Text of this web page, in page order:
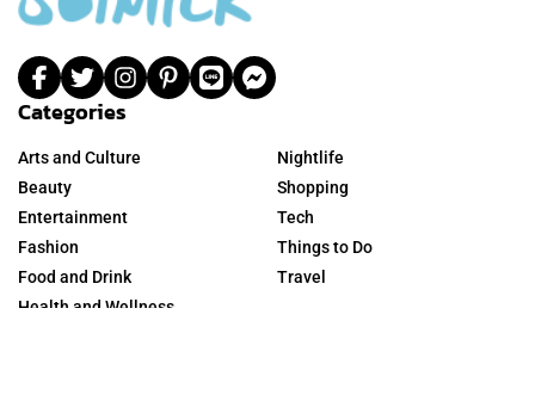
Categories
Arts and Culture
Beauty
Entertainment
Fashion
Food and Drink
Health and Wellness
Nightlife
Shopping
Tech
Things to Do
Travel